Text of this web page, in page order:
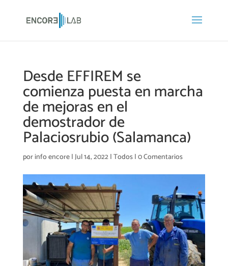
Desde EFFIREM se
comienza puesta en marcha
de mejoras en el
demostrador de
Palaciosrubio (Salamanca)
porinfo encore|Jul 14, 2022|Todos|0 Comentarios